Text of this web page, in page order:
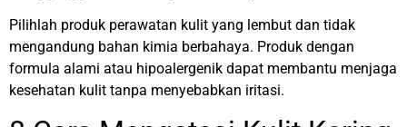
Pilihlah produk perawatan kulit yang lembut dan tidak
mengandung bahan kimia berbahaya. Produk dengan
formula alami atau hipoalergenik dapat membantu menjaga
kesehatan kulit tanpa menyebabkan iritasi.